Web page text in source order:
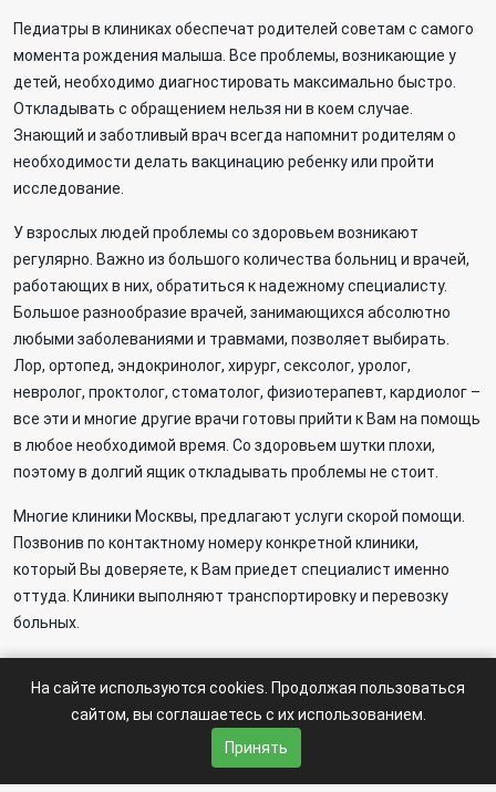
Педиатры в клиниках обеспечат родителей советам с самого
момента рождения малыша. Все проблемы, возникающие у
детей, необходимо диагностировать максимально быстро.
Откладывать с обращением нельзя ни в коем случае.
Знающий и заботливый врач всегда напомнит родителям о
необходимости делать вакцинацию ребенку или пройти
исследование.
У взрослых людей проблемы со здоровьем возникают
регулярно. Важно из большого количества больниц и врачей,
работающих в них, обратиться к надежному специалисту.
Большое разнообразие врачей, занимающихся абсолютно
любыми заболеваниями и травмами, позволяет выбирать.
Лор, ортопед, эндокринолог, хирург, сексолог, уролог,
невролог, проктолог, стоматолог, физиотерапевт, кардиолог –
все эти и многие другие врачи готовы прийти к Вам на помощь
в любое необходимой время. Со здоровьем шутки плохи,
поэтому в долгий ящик откладывать проблемы не стоит.
Многие клиники Москвы, предлагают услуги скорой помощи.
Позвонив по контактному номеру конкретной клиники,
который Вы доверяете, к Вам приедет специалист именно
оттуда. Клиники выполняют транспортировку и перевозку
больных.
По всем возникающим вопросам пишите: ✍
regionspravka@yandex.ru
На сайте может быть информация содержащая возрастных
ограничения 6+.
На сайте используются cookies. Продолжая пользоваться
сайтом, вы соглашаетесь с их использованием.
Принять